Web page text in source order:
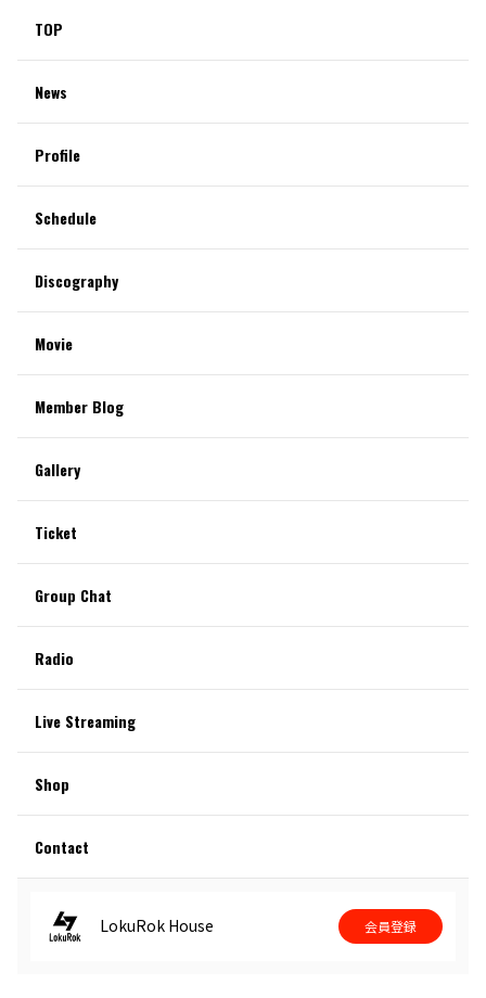
TOP
News
Profile
Schedule
Discography
Movie
Member Blog
Gallery
Ticket
Group Chat
Radio
Live Streaming
Shop
Contact
LokuRok House 会員登録